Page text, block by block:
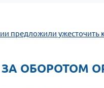
предложили
ОБОРОТОМ